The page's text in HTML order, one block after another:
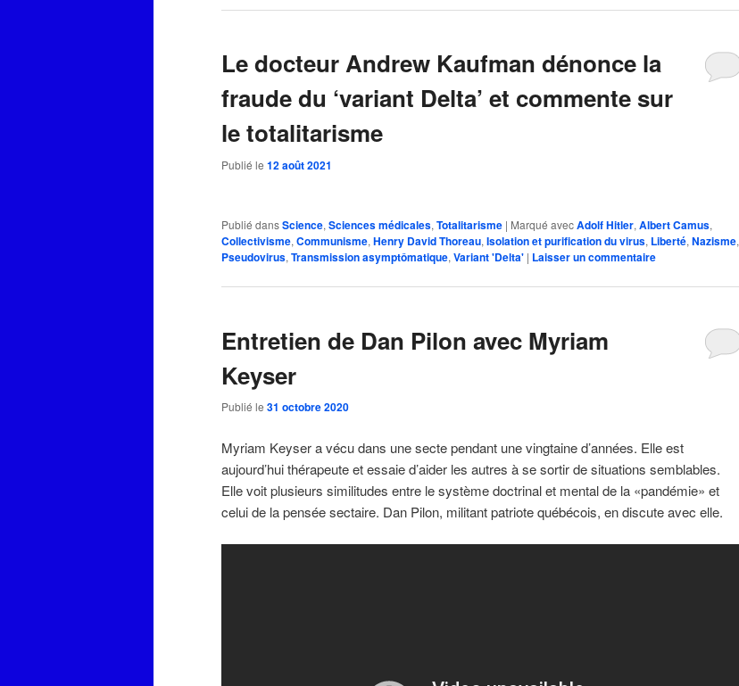
Le docteur Andrew Kaufman dénonce la
fraude du ‘variant Delta’ et commente sur
le totalitarisme
Publié le 12 août 2021
Publié dansScience, Sciences médicales, Totalitarisme | Marqué avecAdolf Hitler, Albert Camus,
Collectivisme, Communisme, Henry David Thoreau, Isolation et purification du virus, Liberté, Nazisme,
Pseudovirus, Transmission asymptômatique, Variant 'Delta' | Laisser un commentaire
Entretien de Dan Pilon avec Myriam
Keyser
Publié le 31 octobre 2020
Myriam Keyser a vécu dans une secte pendant une vingtaine d’années. Elle est
aujourd’hui thérapeute et essaie d’aider les autres à se sortir de situations semblables.
Elle voit plusieurs similitudes entre le système doctrinal et mental de la «pandémie» et
celui de la pensée sectaire. Dan Pilon, militant patriote québécois, en discute avec elle.